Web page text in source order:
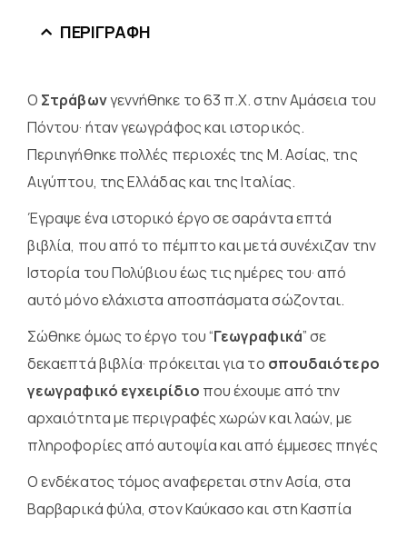
ΠΕΡΙΓΡΑΦΉ
Ο Στράβωνγεννήθηκε το 63 π.Χ. στην Αμάσεια του
Πόντου· ήταν γεωγράφος και ιστορικός.
Περιηγήθηκε πολλές περιοχές της Μ. Ασίας, της
Αιγύπτου, της Ελλάδας και της Ιταλίας.
Έγραψε ένα ιστορικό έργο σε σαράντα επτά
βιβλία, που από το πέμπτο και μετά συνέχιζαν την
Ιστορία του Πολύβιου έως τις ημέρες του· από
αυτό μόνο ελάχιστα αποσπάσματα σώζονται.
Σώθηκε όμως το έργο του “Γεωγραφικά” σε
δεκαεπτά βιβλία· πρόκειται για το σπουδαιότερο
γεωγραφικό εγχειρίδιο που έχουμε από την
αρχαιότητα με περιγραφές χωρών και λαών, με
πληροφορίες από αυτοψία και από έμμεσες πηγές
Ο ενδέκατος τόμος αναφερεται στην Ασία, στα
Βαρβαρικά φύλα, στον Καύκασο και στη Κασπία